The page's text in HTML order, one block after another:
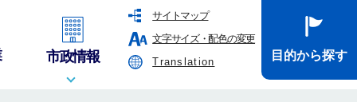
サイトマップ
文字サイズ・配色の変更
Translation
市政情報 目的から探す